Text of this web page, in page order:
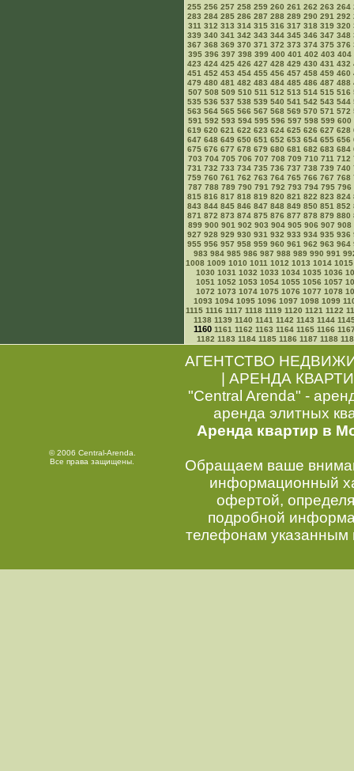
255 256 257 258 259 260 261 262 263 264
283 284 285 286 287 288 289 290 291 292
311 312 313 314 315 316 317 318 319 320
339 340 341 342 343 344 345 346 347 348
367 368 369 370 371 372 373 374 375 376
395 396 397 398 399 400 401 402 403 404
423 424 425 426 427 428 429 430 431 432
451 452 453 454 455 456 457 458 459 460
479 480 481 482 483 484 485 486 487 488
507 508 509 510 511 512 513 514 515 516
535 536 537 538 539 540 541 542 543 544
563 564 565 566 567 568 569 570 571 572
591 592 593 594 595 596 597 598 599 600
619 620 621 622 623 624 625 626 627 628
647 648 649 650 651 652 653 654 655 656
675 676 677 678 679 680 681 682 683 684
703 704 705 706 707 708 709 710 711 712
731 732 733 734 735 736 737 738 739 740
759 760 761 762 763 764 765 766 767 768
787 788 789 790 791 792 793 794 795 796
815 816 817 818 819 820 821 822 823 824
843 844 845 846 847 848 849 850 851 852
871 872 873 874 875 876 877 878 879 880
899 900 901 902 903 904 905 906 907 908
927 928 929 930 931 932 933 934 935 936
955 956 957 958 959 960 961 962 963 964
983 984 985 986 987 988 989 990 991
1008 1009 1010 1011 1012 1013 1014 1015
1030 1031 1032 1033 1034 1035 1036
1051 1052 1053 1054 1055 1056 1057
1072 1073 1074 1075 1076 1077 1078
1093 1094 1095 1096 1097 1098 1099
1115 1116 1117 1118 1119 1120 1121 1122
1138 1139 1140 1141 1142 1143 1144
11601161 1162 1163 1164 1165 1166
1182 1183 1184 1185 1186 1187 1188
© 2006 Central-Arenda.
Все права защищены.
АГЕНТСТВО
|АРЕНДА
"Central Arenda" -
аренда элитных
Аренда квартир в
Обращаем ваше
информационный
офертой,
подробной
телефонам указанным